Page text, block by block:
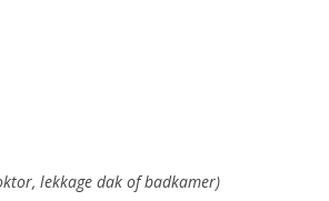
lekkage dak of badkamer)